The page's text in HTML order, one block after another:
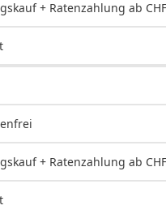
+ Ratenzahlung ab
+ Ratenzahlung ab